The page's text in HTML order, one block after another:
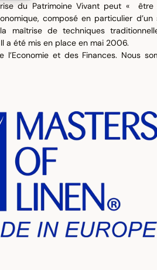
du Patrimoine Vivant peut «
composé en particulier d’un
maîtrise de techniques
a été mis en place en mai 2006.
et des Finances. Nous